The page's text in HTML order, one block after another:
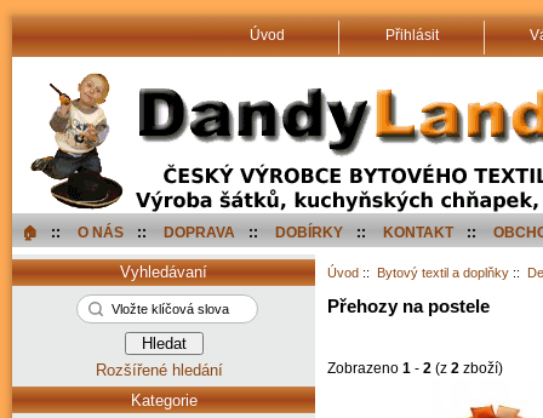
Úvod Přihlásit
🏠︎ :: O NÁS :: DOPRAVA :: DOBÍRKY :: KONTAKT ::
Úvod :: Bytový textil a doplňky ::
Přehozy na postele
Zobrazeno 1 - 2 (z 2 zboží)
Vyhledávaní
Rozšířené hledání
Kategorie